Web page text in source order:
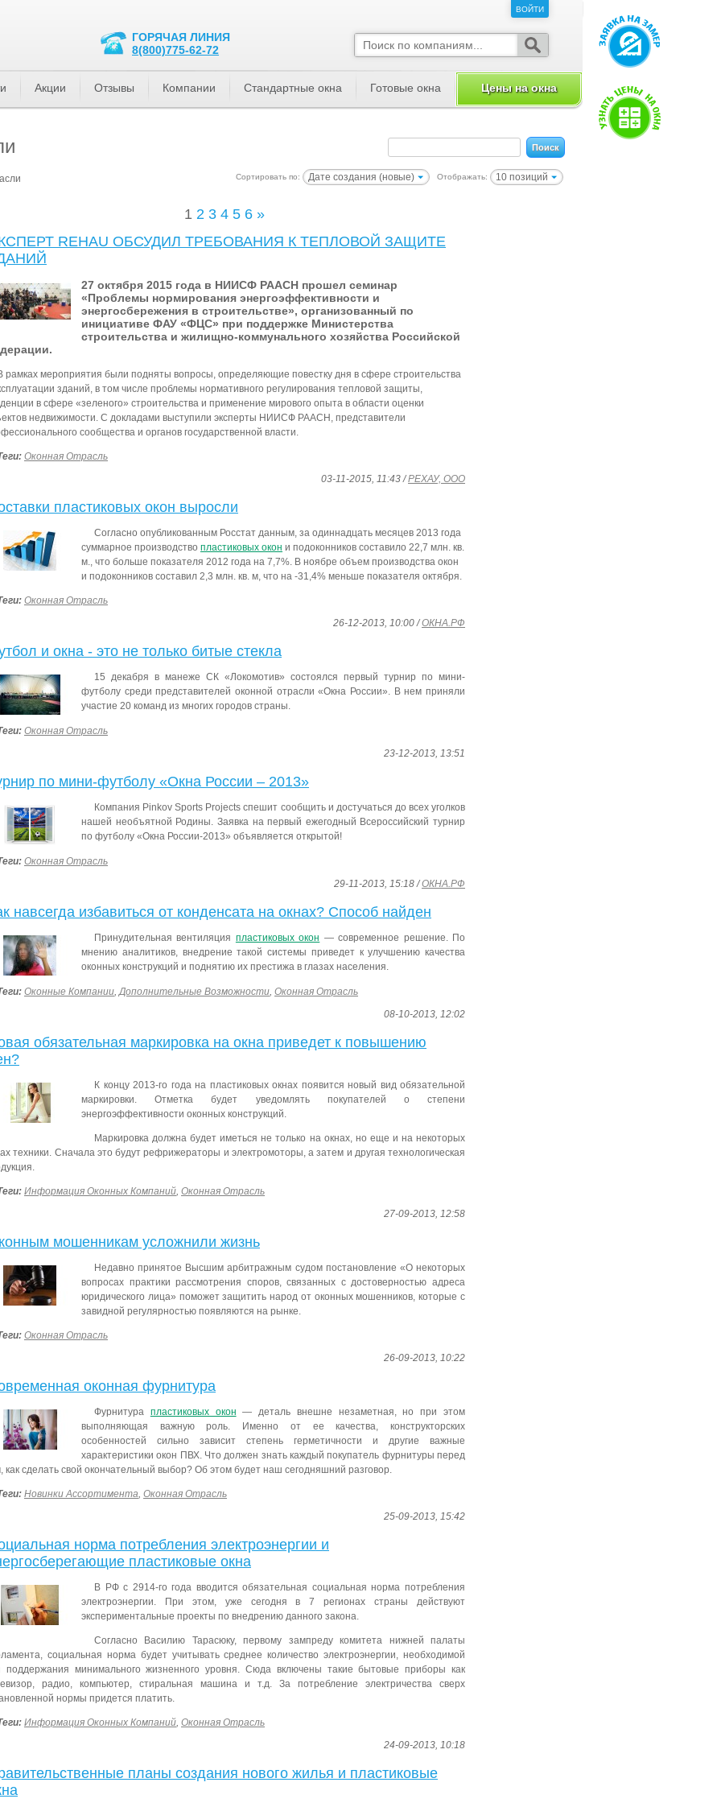
Сортировать по: Дате создания (новые) Отображать: 10 позиций
1 2 3 4 5 6 »
REHAU ОБСУДИЛ ТРЕБОВАНИЯ К ТЕПЛОВОЙ ЗАЩИТЕ
27 октября 2015 года в НИИСФ РААСН прошел семинар
«Проблемы нормирования энергоэффективности и
энергосбережения в строительстве», организованный по
инициативе ФАУ «ФЦС» при поддержке Министерства
строительства и жилищно-коммунального хозяйства Российской
рамках мероприятия были подняты вопросы, определяющие повестку дня в сфере строительства
зданий, в том числе проблемы нормативного регулирования тепловой защиты,
в сфере «зеленого» строительства и применение мирового опыта в области оценки
недвижимости. С докладами выступили эксперты НИИСФ РААСН, представители
сообщества и органов государственной власти.
Оконная Отрасль
03-11-2015, 11:43 /РЕХАУ, ООО
пластиковых окон выросли
Согласно опубликованным Росстат данным, за одиннадцать месяцев 2013 года
суммарное производство пластиковых окон и подоконников составилo 22,7 млн. кв.
м., что больше показателя 2012 года на 7,7%. В ноябре объем производства окон
и подоконников составил 2,3 млн. кв. м, что на -31,4% меньше показателя октября.
Оконная Отрасль
26-12-2013, 10:00 /ОКНА.РФ
и окна - это не только битые стекла
15 декабря в манеже СК «Локомотив» состоялся первый турнир по мини-
футболу среди представителей оконной отрасли «Окна России». В нем приняли
участие 20 команд из многих городов страны.
Оконная Отрасль
23-12-2013, 13:51
по мини-футболу «Окна России – 2013»
Компания Pinkov Sports Projects спешит сообщить и достучаться до всех уголков
нашей необъятной Родины. Заявка на первый ежегодный Всероссийский турнир
по футболу «Окна России-2013» объявляется открытой!
Оконная Отрасль
29-11-2013, 15:18 /ОКНА.РФ
навсегда избавиться от конденсата на окнах? Способ найден
Принудительная вентиляция пластиковых окон — современное решение. По
мнению аналитиков, внедрение такой системы приведет к улучшению качества
оконных конструкций и поднятию их престижа в глазах населения.
Оконные Компании,Дополнительные Возможности, Оконная Отрасль
08-10-2013, 12:02
обязательная маркировка на окна приведет к повышению
К концу 2013-го года на пластиковых окнах появится новый вид обязательной
маркировки. Отметка будет уведомлять покупателей о степени
энергоэффективности оконных конструкций.
Маркировка должна будет иметься не только на окнах, но еще и на некоторых
техники. Сначала это будут рефрижераторы и электромоторы, а затем и другая технологическая
Информация Оконных Компаний, Оконная Отрасль
27-09-2013, 12:58
мошенникам усложнили жизнь
Недавно принятое Высшим арбитражным судом постановление «О некоторых
вопросах практики рассмотрения споров, связанных с достоверностью адреса
юридического лица» поможет защитить народ от оконных мошенников, которые с
завидной регулярностью появляются на рынке.
Оконная Отрасль
26-09-2013, 10:22
оконная фурнитура
Фурнитура пластиковых окон — деталь внешне незаметная, но при этом
выполняющая важную роль. Именно от ее качества, конструкторских
особенностей сильно зависит степень герметичности и другие важные
характеристики окон ПВХ. Что должен знать каждый покупатель фурнитуры перед
как сделать свой окончательный выбор? Об этом будет наш сегодняшний разговор.
Новинки Ассортимента, Оконная Отрасль
25-09-2013, 15:42
норма потребления электроэнергии и
пластиковые окна
В РФ с 2914-го года вводится обязательная социальная норма потребления
электроэнергии. При этом, уже сегодня в 7 регионах страны действуют
экспериментальные проекты по внедрению данного закона.
Согласно Василию Тарасюку, первому зампреду комитета нижней палаты
социальная норма будет учитывать среднее количество электроэнергии, необходимой
поддержания минимального жизненного уровня. Сюда включены такие бытовые приборы как
радио, компьютер, стиральная машина и т.д. За потребление электричества сверх
нормы придется платить.
Информация Оконных Компаний, Оконная Отрасль
24-09-2013, 10:18
планы создания нового жилья и пластиковые
ВОЙТИ
ГОРЯЧАЯ ЛИНИЯ
8(800)775-62-72
Акции Отзывы Компании Стандартные окна Готовые окна Цены на окна
ВОЙТИ